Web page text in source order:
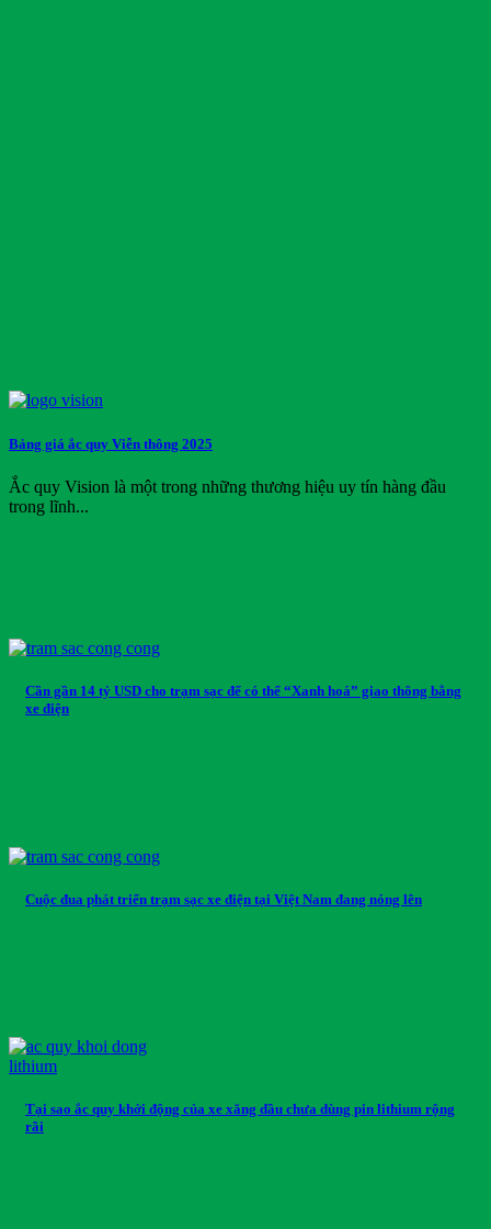
Bảng giá ắc quy Viễn thông 2025
Ắc quy Vision là một trong những thương hiệu uy tín hàng đầu
trong lĩnh...
Cần gần 14 tỷ USD cho trạm sạc để có thể “Xanh hoá” giao thông bằng
xe điện
Cuộc đua phát triển trạm sạc xe điện tại Việt Nam đang nóng lên
Tại sao ắc quy khởi động của xe xăng dầu chưa dùng pin lithium rộng
rãi